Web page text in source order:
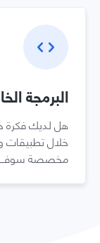
البرمجة
هل لديك
خلال تطبيقات
مخصصة سوف